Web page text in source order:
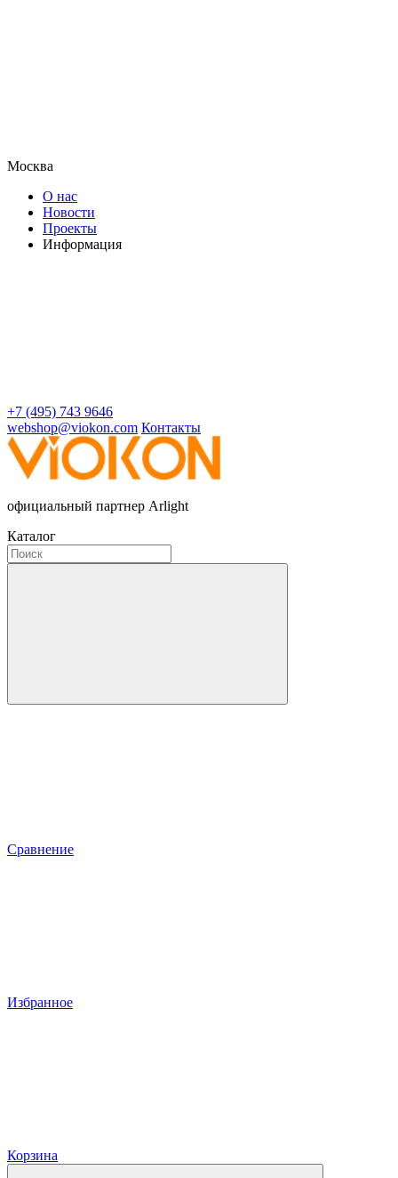
Москва
О нас
Новости
Проекты
Информация
+7 (495) 743 9646
webshop@viokon.com Контакты
официальный партнер Arlight
Каталог
Сравнение
Избранное
Корзина